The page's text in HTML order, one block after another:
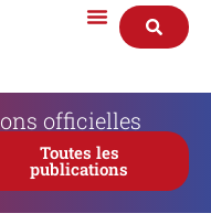
officielles
Toutes les
publications